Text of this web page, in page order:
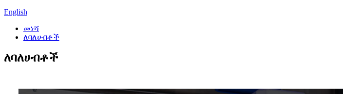
English
መነሻ
ለባለሀብቶች
ለባለሀብቶች